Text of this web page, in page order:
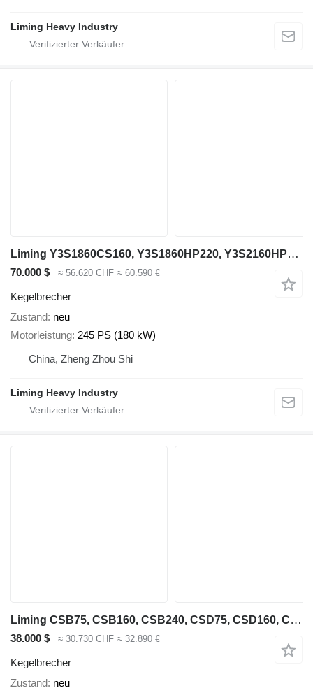
Liming Heavy Industry
Liming Y3S1860CS160, Y3S1860HP220, Y3S2160HP220
70.000 $ ≈ 56.620 CHF ≈ 60.590 €
Kegelbrecher
Zustand neu
Motorleistung 245 PS (180 kW)
China, Zheng Zhou Shi
Liming Heavy Industry
Liming CSB75, CSB160, CSB240, CSD75, CSD160, CSD240
38.000 $ ≈ 30.730 CHF ≈ 32.890 €
Kegelbrecher
Zustand neu